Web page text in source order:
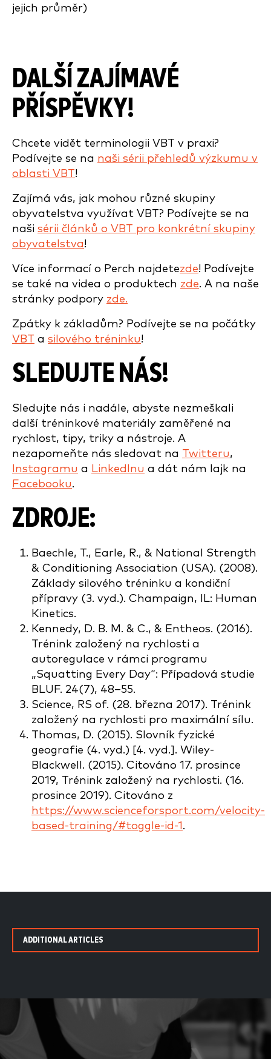
jejich průměr)
DALŠÍ ZAJÍMAVÉ
PŘÍSPĚVKY!
Chcete vidět terminologii VBT v praxi?
Podívejte se na naši sérii přehledů výzkumu v
oblasti VBT!
Zajímá vás, jak mohou různé skupiny
obyvatelstva využívat VBT? Podívejte se na
naši sérii článků o VBT pro konkrétní skupiny
obyvatelstva!
Více informací o Perch najdetezde! Podívejte
se také na videa o produktech zde. A na naše
stránky podpory zde.
Zpátky k základům? Podívejte se na počátky
VBT a silového tréninku!
SLEDUJTE NÁS!
Sledujte nás i nadále, abyste nezmeškali
další tréninkové materiály zaměřené na
rychlost, tipy, triky a nástroje. A
nezapomeňte nás sledovat na Twitteru,
Instagramu a LinkedInu a dát nám lajk na
Facebooku.
ZDROJE:
Baechle, T., Earle, R., & National Strength
& Conditioning Association (USA). (2008).
Základy silového tréninku a kondiční
přípravy (3. vyd.). Champaign, IL: Human
Kinetics.
Kennedy, D. B. M. & C., & Entheos. (2016).
Trénink založený na rychlosti a
autoregulace v rámci programu
„Squatting Every Day“: Případová studie
BLUF. 24(7), 48–55.
Science, RS of. (28. března 2017). Trénink
založený na rychlosti pro maximální sílu.
Thomas, D. (2015). Slovník fyzické
geografie (4. vyd.) [4. vyd.]. Wiley-
Blackwell. (2015). Citováno 17. prosince
2019, Trénink založený na rychlosti. (16.
prosince 2019). Citováno z
https://www.scienceforsport.com/velocity-
based-training/#toggle-id-1 .
ADDITIONAL ARTICLES